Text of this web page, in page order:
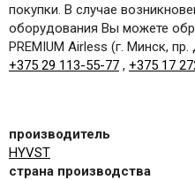
покупки. В случае
оборудования Вы можете
PREMIUM Airless (г. Минск,
+375 29 113-55-77 , +375 17
производитель
HYVST
страна производства